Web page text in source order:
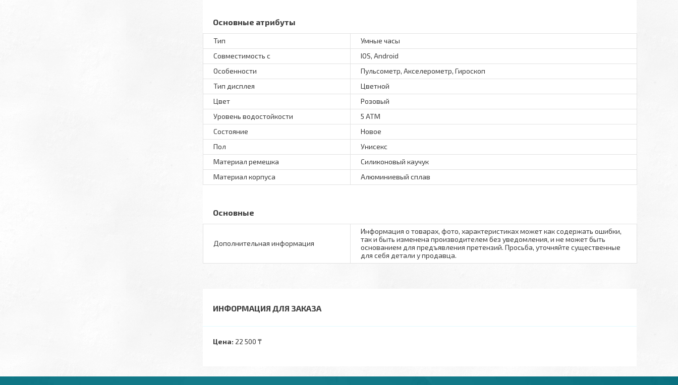
Основные атрибуты
Тип
Умные часы
Совместимость с
IOS, Android
Особенности
Пульсометр, Акселерометр, Гироскоп
Тип дисплея
Цветной
Цвет
Розовый
Уровень водостойкости
5 АТМ
Состояние
Новое
Пол
Унисекс
Материал ремешка
Силиконовый каучук
Материал корпуса
Алюминиевый сплав
Основные
Дополнительная информация
Информация о товарах, фото, характеристиках может как содержать ошибки,
так и быть изменена производителем без уведомления, и не может быть
основанием для предъявления претензий. Просьба, уточняйте существенные
для себя детали у продавца.
ИНФОРМАЦИЯ ДЛЯ ЗАКАЗА
Цена: 22 500 ₸